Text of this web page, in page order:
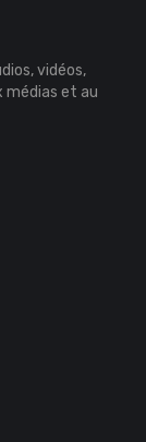
vidéos,
médias et au